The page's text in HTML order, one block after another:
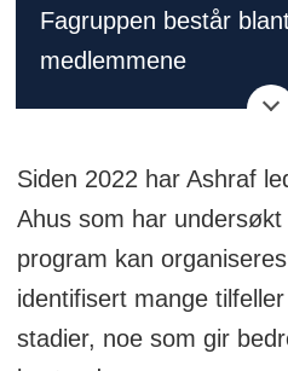
Fagruppen består
medlemmene
Øystein Fløtten,
Morten Løseth Bø,
Siden 2022 har Ashraf
Ahus som har
program kan
identifisert mange
stadier, noe som gir